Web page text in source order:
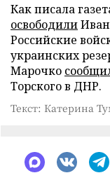
Как писала
освободили
Российские
украинских
Марочко
Торского в ДНР.
Текст: Катерина